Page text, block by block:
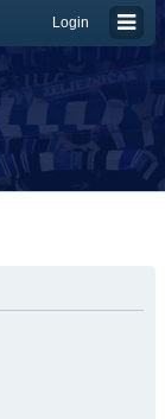
Login